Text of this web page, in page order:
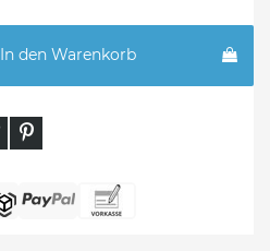
In den Warenkorb